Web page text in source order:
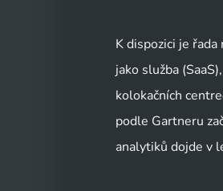
K dispozici je
jako služba
kolokačních
podle Gartneru
analytiků dojde v